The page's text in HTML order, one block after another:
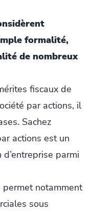
formalité,
de nombreux
fiscaux de
par actions, il
Sachez
actions est un
parmi
notamment
sous